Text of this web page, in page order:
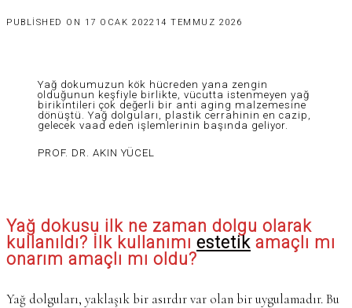
PUBLISHED ON 17 OCAK 2022 14 TEMMUZ 2026
Yağ dokumuzun kök hücreden yana zengin
olduğunun keşfiyle birlikte, vücutta istenmeyen yağ
birikintileri çok değerli bir anti aging malzemesine
dönüştü. Yağ dolguları, plastik cerrahinin en cazip,
gelecek vaad eden işlemlerinin başında geliyor.
PROF. DR. AKIN YÜCEL
Yağ dokusu ilk ne zaman dolgu olarak
kullanıldı? İlk kullanımı estetik amaçlı mı
onarım amaçlı mı oldu?
Yağ dolguları, yaklaşık bir asırdır var olan bir uygulamadır. Bu